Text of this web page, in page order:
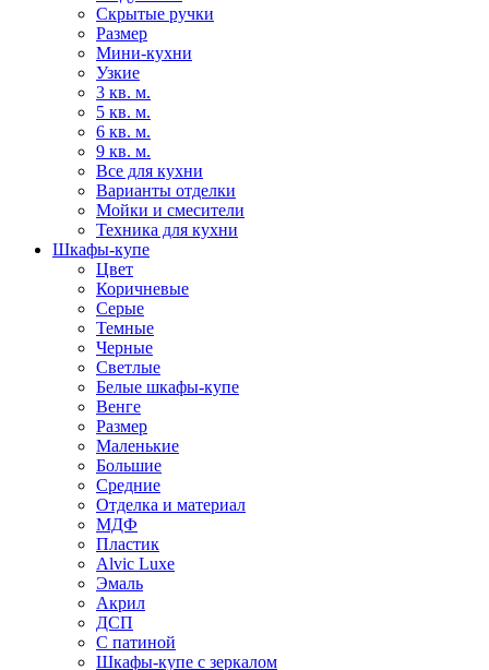
Скрытые ручки
Размер
Мини-кухни
Узкие
3 кв. м.
5 кв. м.
6 кв. м.
9 кв. м.
Все для кухни
Варианты отделки
Мойки и смесители
Техника для кухни
Шкафы-купе
Цвет
Коричневые
Серые
Темные
Черные
Светлые
Белые шкафы-купе
Венге
Размер
Маленькие
Большие
Средние
Отделка и материал
МДФ
Пластик
Alvic Luxe
Эмаль
Акрил
ДСП
С патиной
Шкафы-купе с зеркалом